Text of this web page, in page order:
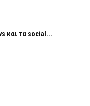
και τα social...